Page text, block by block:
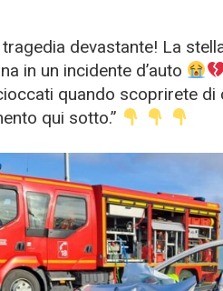
tragedia devastante! La
in un incidente d’auto
quando scoprirete di
qui sotto.”